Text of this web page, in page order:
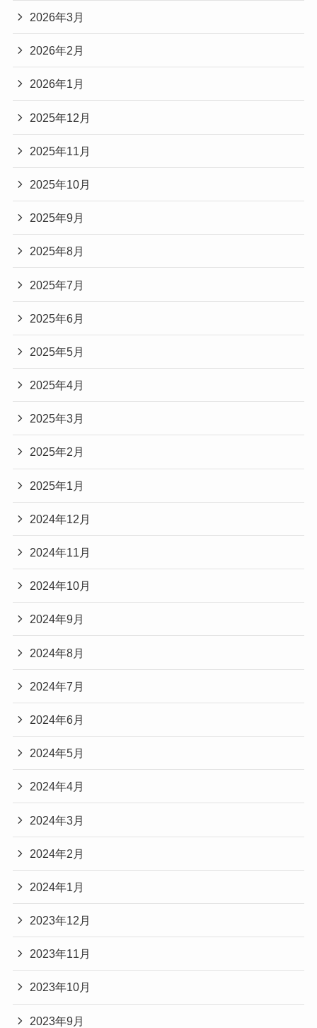
2026年3月
2026年2月
2026年1月
2025年12月
2025年11月
2025年10月
2025年9月
2025年8月
2025年7月
2025年6月
2025年5月
2025年4月
2025年3月
2025年2月
2025年1月
2024年12月
2024年11月
2024年10月
2024年9月
2024年8月
2024年7月
2024年6月
2024年5月
2024年4月
2024年3月
2024年2月
2024年1月
2023年12月
2023年11月
2023年10月
2023年9月